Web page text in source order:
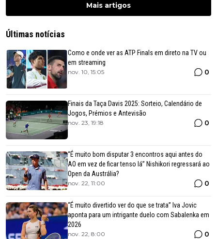
Mais artigos
Últimas notícias
Como e onde ver as ATP Finals em direto na TV ou
em streaming
nov. 10, 15:05 0
Finais da Taça Davis 2025: Sorteio, Calendário de
Jogos, Prémios e Antevisão
nov. 23, 19:18 0
“É muito bom disputar 3 encontros aqui antes do
AO em vez de ficar tenso lá” Nishikori regressará ao
Open da Austrália?
nov. 22, 11:00 0
“É muito divertido ver do que se trata” Iva Jovic
aponta para um intrigante duelo com Sabalenka em
2026
nov. 22, 8:00 0